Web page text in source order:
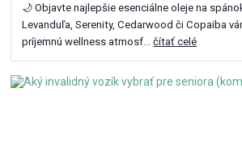
🌙 Objavte najlepšie esenciálne oleje na
Levanduľa, Serenity, Cedarwood či Copaiba
príjemnú wellness atmosf...čítať celé